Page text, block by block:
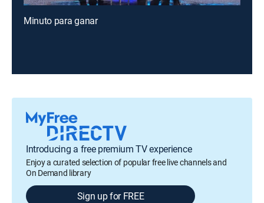
Minuto para ganar
Introducing a free premium TV experience
Enjoy a curated selection of popular free live channels and
On Demand library
Sign up for FREE